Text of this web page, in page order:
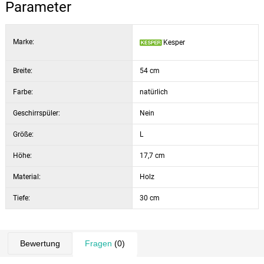
Parameter
Marke: Kesper
Breite: 54 cm
Farbe: natürlich
Geschirrspüler: Nein
Größe: L
Höhe: 17,7 cm
Material: Holz
Tiefe: 30 cm
Bewertung Fragen (0)